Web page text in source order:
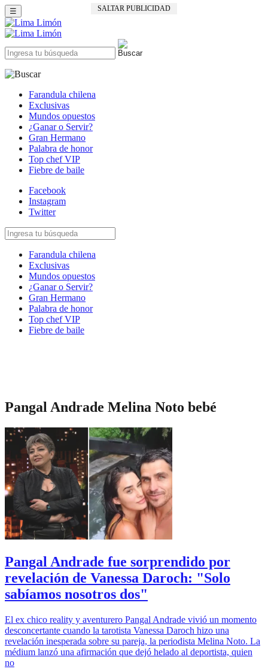
SALTAR PUBLICIDAD
☰
Farandula chilena
Exclusivas
Mundos opuestos
¿Ganar o Servir?
Gran Hermano
Palabra de honor
Top chef VIP
Fiebre de baile
Facebook
Instagram
Twitter
Farandula chilena
Exclusivas
Mundos opuestos
¿Ganar o Servir?
Gran Hermano
Palabra de honor
Top chef VIP
Fiebre de baile
Pangal Andrade Melina Noto bebé
Pangal Andrade fue sorprendido por
revelación de Vanessa Daroch: "Solo
sabíamos nosotros dos"
El ex chico reality y aventurero Pangal Andrade vivió un momento
desconcertante cuando la tarotista Vanessa Daroch hizo una
revelación inesperada sobre su pareja, la periodista Melina Noto. La
médium lanzó una afirmación que dejó helado al deportista, quien
no